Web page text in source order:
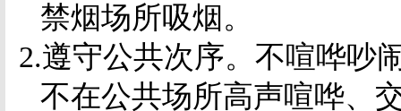
禁烟场所吸烟。
2.遵守公共次序。不喧哗吵
不在公共场所高声喧哗、